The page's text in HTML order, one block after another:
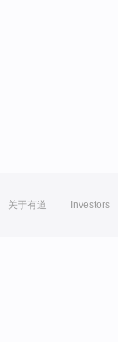
关于有道 Investors